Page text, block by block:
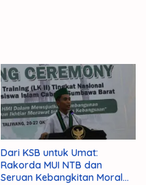
Dari KSB untuk Umat:
Rakorda MUI NTB dan
Seruan Kebangkitan Moral